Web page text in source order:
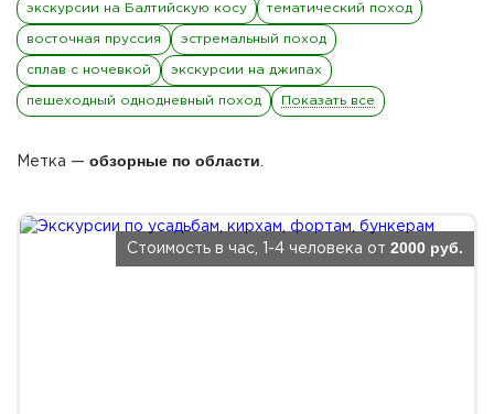
экскурсии на Балтийскую косу тематический поход
восточная пруссия эстремальный поход
сплав с ночевкой экскурсии на джипах
пешеходный однодневный поход Показать все
Метка — обзорные по области
Стоимость в час, 1-4 человека от 2000 руб.